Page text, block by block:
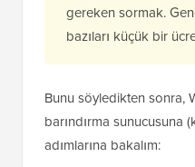
gereken sormak.
bazıları küçük bir
Bunu söyledikten sonra,
barındırma sunucusuna
adımlarına bakalım: